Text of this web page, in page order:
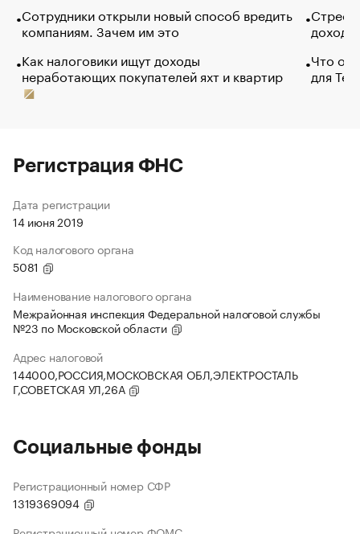
Сотрудники открыли новый способ вредить
компаниям. Зачем им это
Как налоговики ищут доходы
неработающих покупателей яхт и квартир
Что
для
Регистрация ФНС
Дата регистрации
14 июня 2019
Код налогового органа
5081
Наименование налогового органа
Межрайонная инспекция Федеральной налоговой службы
№23 по Московской области
Адрес налоговой
144000,РОССИЯ,МОСКОВСКАЯ ОБЛ,ЭЛЕКТРОСТАЛЬ
Г,СОВЕТСКАЯ УЛ,26А
Социальные фонды
Регистрационный номер СФР
1319369094